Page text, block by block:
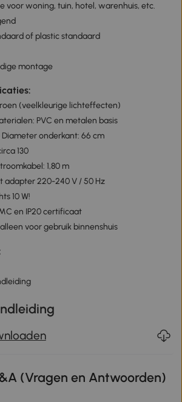
voor woning, tuin, hotel, warenhuis, etc.
of plastic standaard
montage
(veelkleurige lichteffecten)
PVC en metalen basis
Diameter onderkant: 66 cm
130
1,80 m
adapter 220-240 V / 50 Hz
10 W!
en IP20 certificaat
voor gebruik binnenshuis